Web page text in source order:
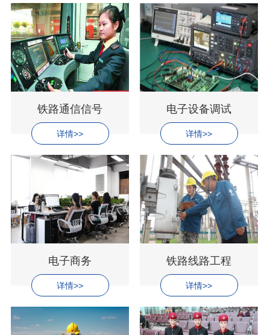
铁路通信信号
详情>>
电子设备调试
详情>>
电子商务
详情>>
铁路线路工程
详情>>